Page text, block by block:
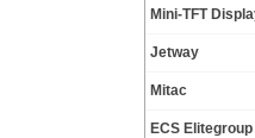
Mini-TFT
Jetway
Mitac
ECS Elitegroup